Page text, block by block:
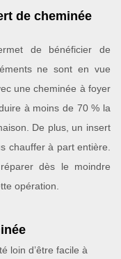
de cheminée
de bénéficier de
ne sont en vue
une cheminée à foyer
à moins de 70 % la
De plus, un insert
chauffer à part entière.
dès le moindre
opération.
loin d’être facile à